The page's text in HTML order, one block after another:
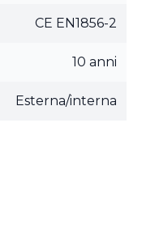
CE EN1856-2
10 anni
Esterna/interna